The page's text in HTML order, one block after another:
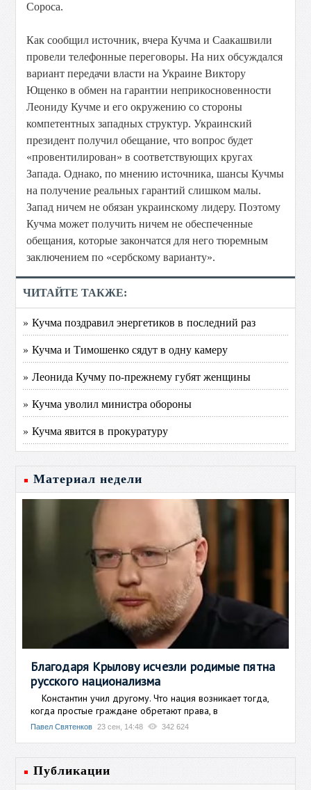
Сороса.
Как сообщил источник, вчера Кучма и Саакашвили
провели телефонные переговоры. На них обсуждался
вариант передачи власти на Украине Виктору
Ющенко в обмен на гарантии неприкосновенности
Леониду Кучме и его окружению со стороны
компетентных западных структур. Украинский
президент получил обещание, что вопрос будет
«провентилирован» в соответствующих кругах
Запада. Однако, по мнению источника, шансы Кучмы
на получение реальных гарантий слишком малы.
Запад ничем не обязан украинскому лидеру. Поэтому
Кучма может получить ничем не обеспеченные
обещания, которые закончатся для него тюремным
заключением по «сербскому варианту».
ЧИТАЙТЕ ТАКЖЕ:
» Кучма поздравил энергетиков в последний раз
» Кучма и Тимошенко сядут в одну камеру
» Леонида Кучму по-прежнему губят женщины
» Кучма уволил министра обороны
» Кучма явится в прокуратуру
Материал недели
Благодаря Крылову исчезли родимые пятна
русского национализма
Константин учил другому. Что нация возникает тогда,
когда простые граждане обретают права, в
Павел Святенков 23 сен, 14:48 342 624
Публикации